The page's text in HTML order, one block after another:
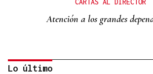
CARTAS AL DIRECTOR
Atención a los grandes
Lo último